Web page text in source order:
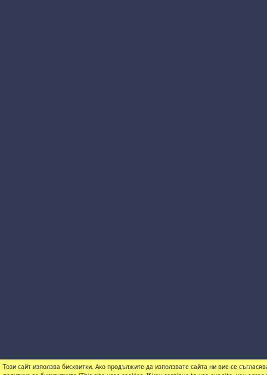
Този сайт използва бисквитки. Ако продължите да използвате сайта ни вие се